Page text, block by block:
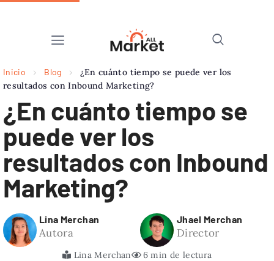
Inicio › Blog ›
¿En cuánto tiempo se puede ver los
resultados con Inbound Marketing?
¿En cuánto tiempo se
puede ver los
resultados con Inbound
Marketing?
Lina Merchan
Autora
Jhael Merchan
Director
Lina Merchan
6 min de lectura